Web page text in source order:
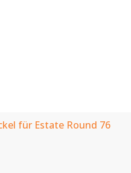
für Estate Round 76